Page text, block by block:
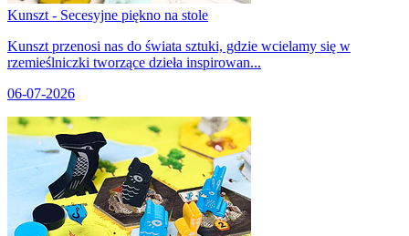
Kunszt - Secesyjne piękno na stole
Kunszt przenosi nas do świata sztuki, gdzie wcielamy się w
rzemieślniczki tworzące dzieła inspirowan...
06-07-2026